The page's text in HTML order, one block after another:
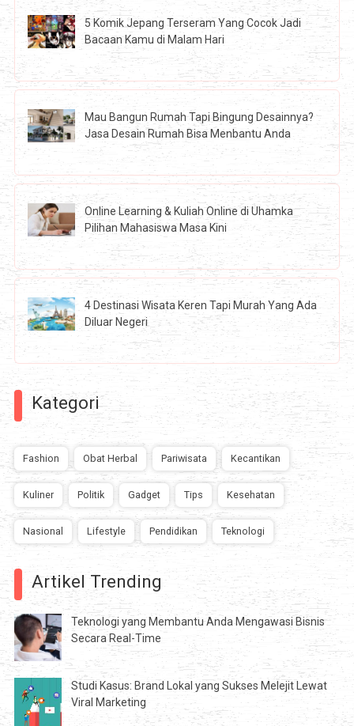
5 Komik Jepang Terseram Yang Cocok Jadi
Bacaan Kamu di Malam Hari
Mau Bangun Rumah Tapi Bingung Desainnya?
Jasa Desain Rumah Bisa Menbantu Anda
Online Learning & Kuliah Online di Uhamka
Pilihan Mahasiswa Masa Kini
4 Destinasi Wisata Keren Tapi Murah Yang Ada
Diluar Negeri
Kategori
Fashion Obat Herbal Pariwisata Kecantikan
Kuliner Politik Gadget Tips Kesehatan
Nasional Lifestyle Pendidikan Teknologi
Artikel Trending
Teknologi yang Membantu Anda Mengawasi Bisnis
Secara Real-Time
Studi Kasus: Brand Lokal yang Sukses Melejit Lewat
Viral Marketing